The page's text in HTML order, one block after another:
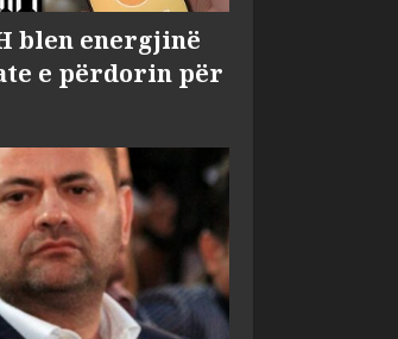
blen energjinë
e përdorin për